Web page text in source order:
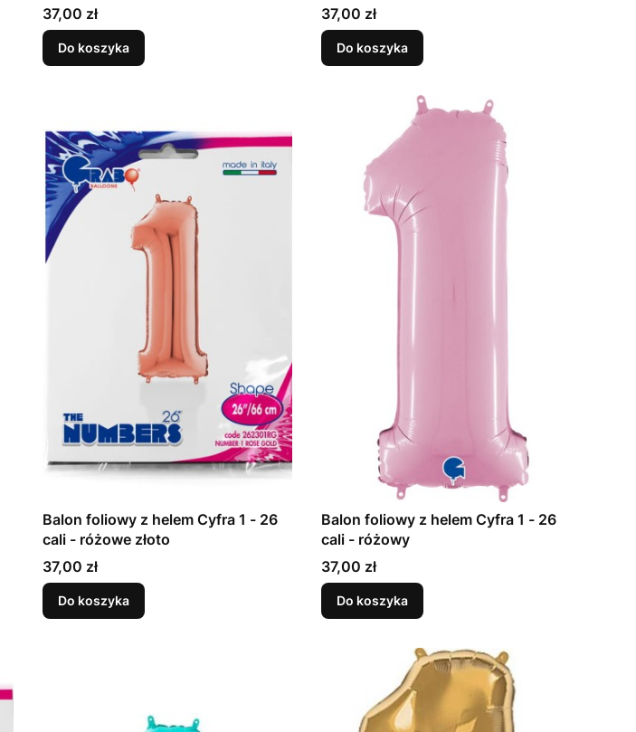
Cena
37,00 zł
Do koszyka
Cena
37,00 zł
Do koszyka
Balon foliowy z helem Cyfra 1 - 26
cali - różowe złoto
Cena
37,00 zł
Do koszyka
Balon foliowy z helem Cyfra 1 - 26
cali - różowy
Cena
37,00 zł
Do koszyka